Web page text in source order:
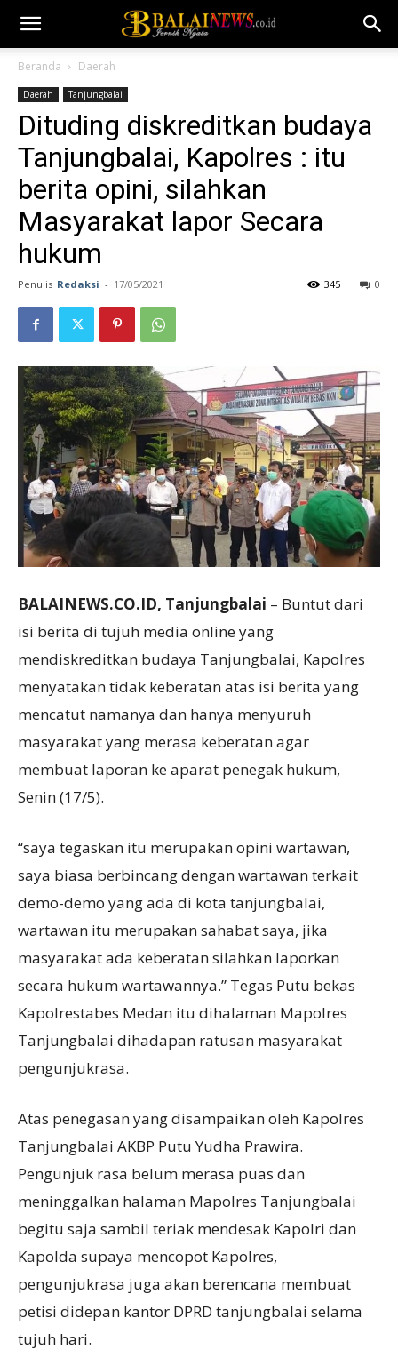
Beranda Daerah
Daerah Tanjungbalai
Dituding diskreditkan budaya
Tanjungbalai, Kapolres : itu
berita opini, silahkan
Masyarakat lapor Secara
hukum
Penulis Redaksi - 17/05/2021 0
345
BALAINEWS.CO.ID, Tanjungbalai – Buntut dari
isi berita di tujuh media online yang
mendiskreditkan budaya Tanjungbalai, Kapolres
menyatakan tidak keberatan atas isi berita yang
mencatut namanya dan hanya menyuruh
masyarakat yang merasa keberatan agar
membuat laporan ke aparat penegak hukum,
Senin (17/5).
“saya tegaskan itu merupakan opini wartawan,
saya biasa berbincang dengan wartawan terkait
demo-demo yang ada di kota tanjungbalai,
wartawan itu merupakan sahabat saya, jika
masyarakat ada keberatan silahkan laporkan
secara hukum wartawannya.” Tegas Putu bekas
Kapolrestabes Medan itu dihalaman Mapolres
Tanjungbalai dihadapan ratusan masyarakat
pengunjukrasa.
Atas penegasan yang disampaikan oleh Kapolres
Tanjungbalai AKBP Putu Yudha Prawira.
Pengunjuk rasa belum merasa puas dan
meninggalkan halaman Mapolres Tanjungbalai
begitu saja sambil teriak mendesak Kapolri dan
Kapolda supaya mencopot Kapolres,
pengunjukrasa juga akan berencana membuat
petisi didepan kantor DPRD tanjungbalai selama
tujuh hari.